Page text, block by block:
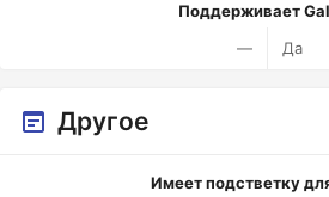
Поддерживает
—
Да
Другое
Имеет подстветку